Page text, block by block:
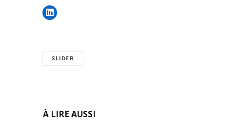
SLIDER
À LIRE AUSSI